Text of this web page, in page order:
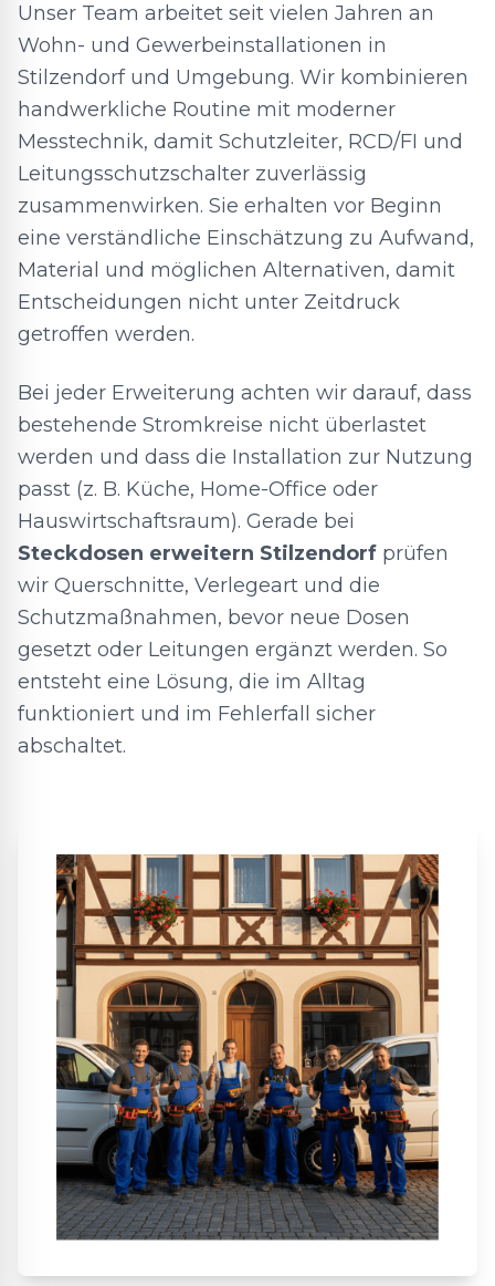
Unser Team arbeitet seit vielen Jahren an
Wohn- und Gewerbeinstallationen in
Stilzendorf und Umgebung. Wir kombinieren
handwerkliche Routine mit moderner
Messtechnik, damit Schutzleiter, RCD/FI und
Leitungsschutzschalter zuverlässig
zusammenwirken. Sie erhalten vor Beginn
eine verständliche Einschätzung zu Aufwand,
Material und möglichen Alternativen, damit
Entscheidungen nicht unter Zeitdruck
getroffen werden.
Bei jeder Erweiterung achten wir darauf, dass
bestehende Stromkreise nicht überlastet
werden und dass die Installation zur Nutzung
passt (z. B. Küche, Home-Office oder
Hauswirtschaftsraum). Gerade bei
Steckdosen erweitern Stilzendorf prüfen
wir Querschnitte, Verlegeart und die
Schutzmaßnahmen, bevor neue Dosen
gesetzt oder Leitungen ergänzt werden. So
entsteht eine Lösung, die im Alltag
funktioniert und im Fehlerfall sicher
abschaltet.